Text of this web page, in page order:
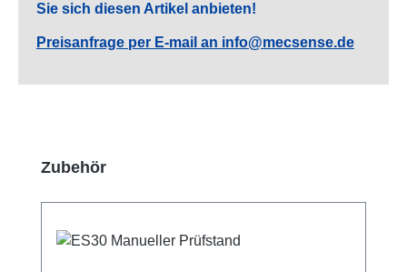
Sie sich diesen Artikel anbieten!
Preisanfrage per E-mail an info@mecsense.de
Produktgalerie überspringen
Zubehör